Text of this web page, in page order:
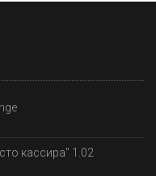
кассира" 1.02